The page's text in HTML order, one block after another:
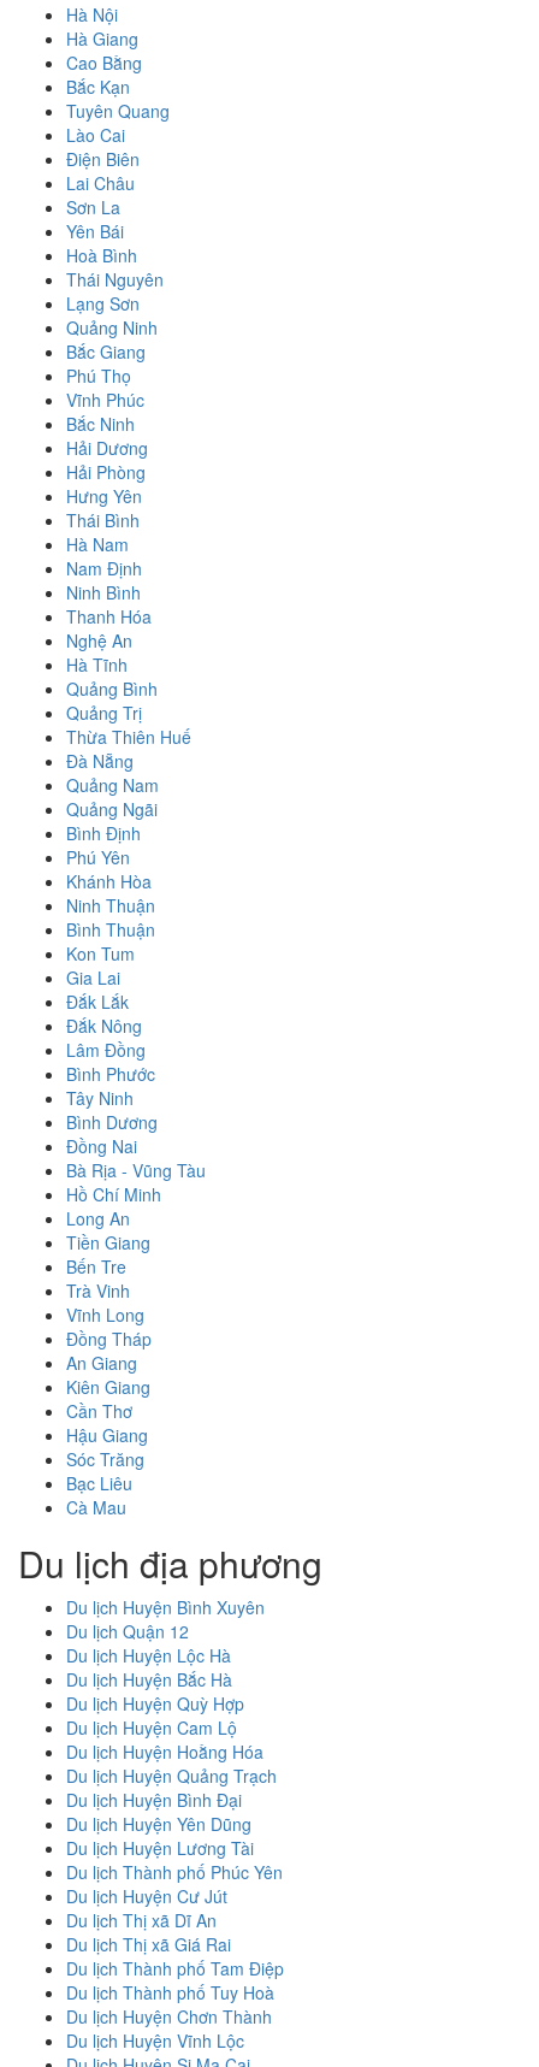
Hà Nội
Hà Giang
Cao Bằng
Bắc Kạn
Tuyên Quang
Lào Cai
Điện Biên
Lai Châu
Sơn La
Yên Bái
Hoà Bình
Thái Nguyên
Lạng Sơn
Quảng Ninh
Bắc Giang
Phú Thọ
Vĩnh Phúc
Bắc Ninh
Hải Dương
Hải Phòng
Hưng Yên
Thái Bình
Hà Nam
Nam Định
Ninh Bình
Thanh Hóa
Nghệ An
Hà Tĩnh
Quảng Bình
Quảng Trị
Thừa Thiên Huế
Đà Nẵng
Quảng Nam
Quảng Ngãi
Bình Định
Phú Yên
Khánh Hòa
Ninh Thuận
Bình Thuận
Kon Tum
Gia Lai
Đắk Lắk
Đắk Nông
Lâm Đồng
Bình Phước
Tây Ninh
Bình Dương
Đồng Nai
Bà Rịa - Vũng Tàu
Hồ Chí Minh
Long An
Tiền Giang
Bến Tre
Trà Vinh
Vĩnh Long
Đồng Tháp
An Giang
Kiên Giang
Cần Thơ
Hậu Giang
Sóc Trăng
Bạc Liêu
Cà Mau
Du lịch địa phương
Du lịch Huyện Bình Xuyên
Du lịch Quận 12
Du lịch Huyện Lộc Hà
Du lịch Huyện Bắc Hà
Du lịch Huyện Quỳ Hợp
Du lịch Huyện Cam Lộ
Du lịch Huyện Hoằng Hóa
Du lịch Huyện Quảng Trạch
Du lịch Huyện Bình Đại
Du lịch Huyện Yên Dũng
Du lịch Huyện Lương Tài
Du lịch Thành phố Phúc Yên
Du lịch Huyện Cư Jút
Du lịch Thị xã Dĩ An
Du lịch Thị xã Giá Rai
Du lịch Thành phố Tam Điệp
Du lịch Thành phố Tuy Hoà
Du lịch Huyện Chơn Thành
Du lịch Huyện Vĩnh Lộc